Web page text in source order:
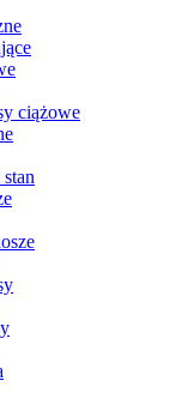
ciążowe